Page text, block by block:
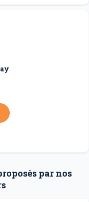
par nos